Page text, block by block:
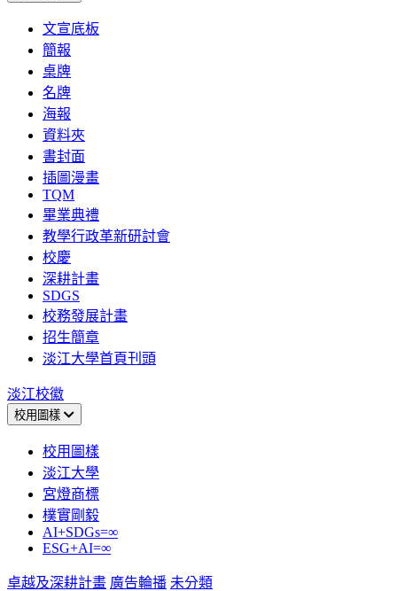
文宣底板
簡報
桌牌
名牌
海報
資料夾
書封面
插圖漫畫
TQM
畢業典禮
教學行政革新研討會
校慶
深耕計畫
SDGS
校務發展計畫
招生簡章
淡江大學首頁刊頭
淡江校徽
校用圖樣
校用圖樣
淡江大學
宮燈商標
樸實剛毅
AI+SDGs=∞
ESG+AI=∞
卓越及深耕計畫 廣告輪播 未分類